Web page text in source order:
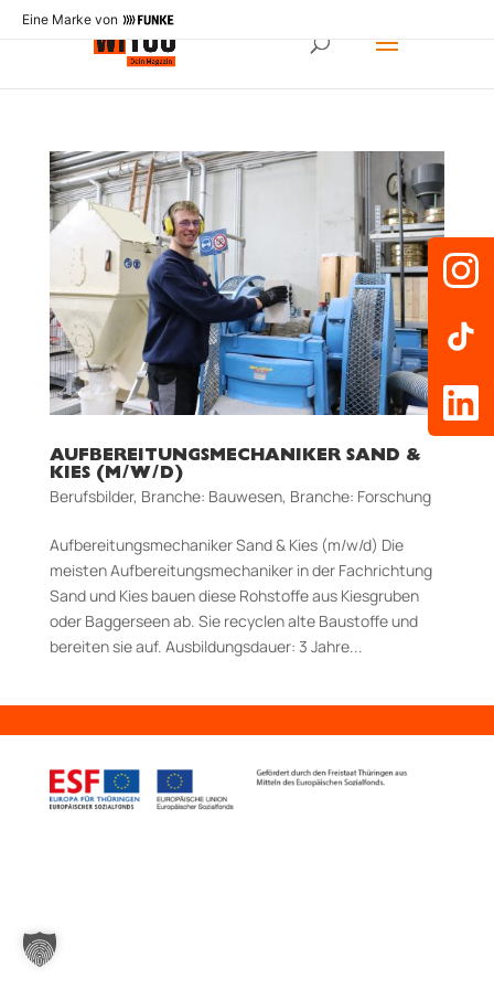
Eine Marke von
AUFBEREITUNGSMECHANIKER SAND &
KIES (M/W/D)
Berufsbilder, Branche: Bauwesen, Branche: Forschung
Aufbereitungsmechaniker Sand & Kies (m/w/d) Die
meisten Aufbereitungsmechaniker in der Fachrichtung
Sand und Kies bau­en diese Rohstoffe aus Kiesgruben
oder Baggerseen ab. Sie recyclen alte Bau­stoffe und
bereiten sie auf. Aus­bildungs­dauer: 3 Jahre...